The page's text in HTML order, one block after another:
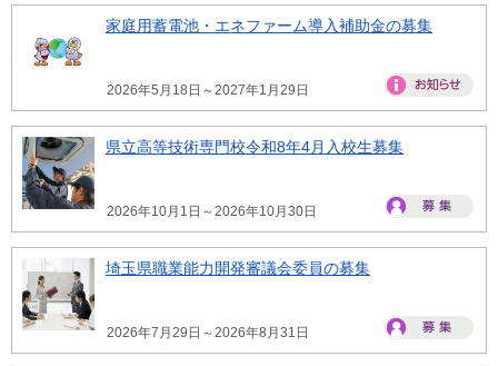
家庭用蓄電池・エネファーム導入補助金の募集
2026年5月18日～2027年1月29日
県立高等技術専門校令和8年4月入校生募集
2026年10月1日～2026年10月30日
埼玉県職業能力開発審議会委員の募集
2026年7月29日～2026年8月31日